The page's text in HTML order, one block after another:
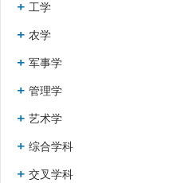
工学
农学
军事学
管理学
艺术学
综合学科
交叉学科